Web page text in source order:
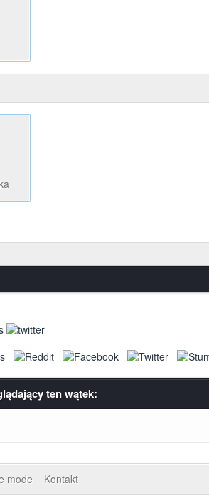
ten wątek:
mode
Kontakt